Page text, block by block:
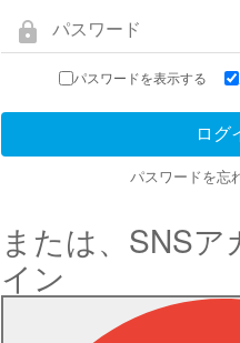
lock
パスワードを表示する
パスワードを忘
または、SNS
イン